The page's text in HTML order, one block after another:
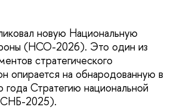
новую Национальную
(НСО-2026). Это один из
стратегического
опирается на обнародованную в
года Стратегию национальной
2025).